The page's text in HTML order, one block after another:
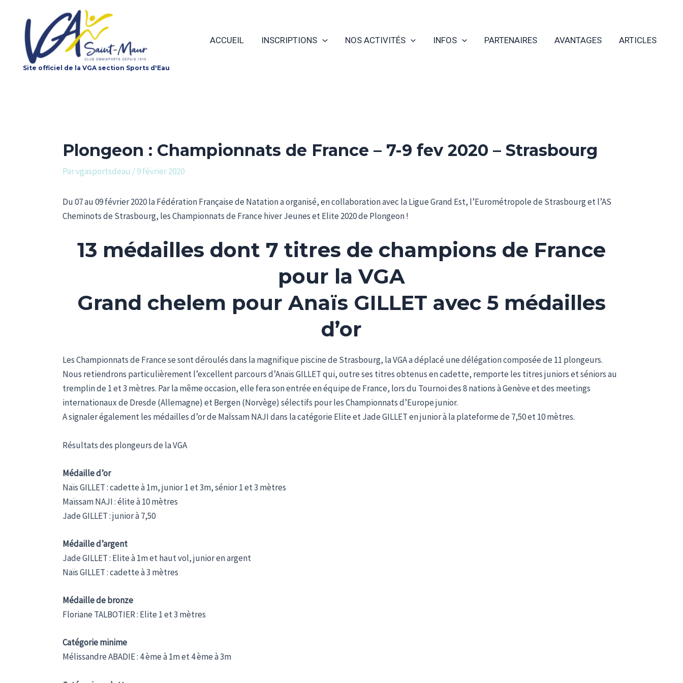
contenu
Site officiel de la VGA section Sports d'Eau
ACCUEIL INSCRIPTIONS NOS ACTIVITÉS INFOS PARTENAIRES AVANTAGES ARTICLES
Plongeon : Championnats de France – 7-9 fev 2020 – Strasbourg
Parvgasportsdeau /9 février 2020
Du 07 au 09 février 2020 la Fédération Française de Natation a organisé, en collaboration avec la Ligue Grand Est, l’Eurométropole de Strasbourg et l’AS
Cheminots de Strasbourg, les Championnats de France hiver Jeunes et Elite 2020 de Plongeon !
13 médailles dont 7 titres de champions de France
pour la VGA
Grand chelem pour Anaïs GILLET avec 5 médailles
d’or
Les Championnats de France se sont déroulés dans la magnifique piscine de Strasbourg, la VGA a déplacé une délégation composée de 11 plongeurs.
Nous retiendrons particulièrement l’excellent parcours d’Anaïs GILLET qui, outre ses titres obtenus en cadette, remporte les titres juniors et séniors au
tremplin de 1 et 3 mètres. Par la même occasion, elle fera son entrée en équipe de France, lors du Tournoi des 8 nations à Genève et des meetings
internationaux de Dresde (Allemagne) et Bergen (Norvège) sélectifs pour les Championnats d’Europe junior.
A signaler également les médailles d’or de MaÏssam NAJI dans la catégorie Elite et Jade GILLET en junior à la plateforme de 7,50 et 10 mètres.
Résultats des plongeurs de la VGA
Médaille d’or
Naïs GILLET : cadette à 1m, junior 1 et 3m, sénior 1 et 3 mètres
Maïssam NAJI : élite à 10 mètres
Jade GILLET : junior à 7,50
Médaille d’argent
Jade GILLET : Elite à 1m et haut vol, junior en argent
Naïs GILLET : cadette à 3 mètres
Médaille de bronze
Floriane TALBOTIER : Elite 1 et 3 mètres
Catégorie minime
Mélissandre ABADIE : 4 ème à 1m et 4 ème à 3m